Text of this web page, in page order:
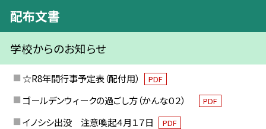
配布文書
学校からのお知らせ
☆R8年間行事予定表（配付用） PDF
ゴールデンウィークの過ごし方（かんな０２） PDF
イノシシ出没 注意喚起４月１７日 PDF